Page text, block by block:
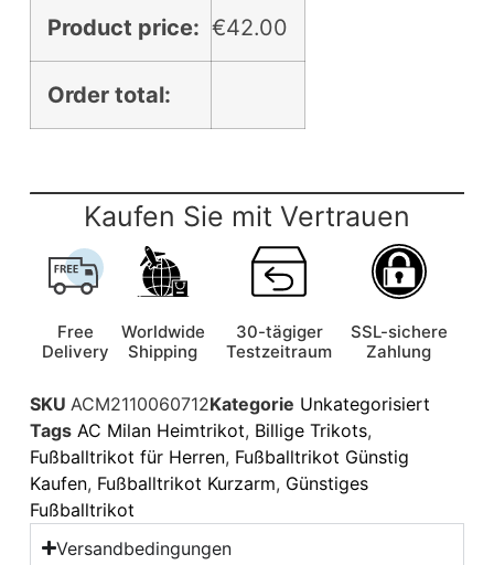
Product price: €42.00
Order total:
Kaufen Sie mit Vertrauen
Free
Delivery
Worldwide
Shipping
30-tägiger
Testzeitraum
SSL-sichere
Zahlung
SKU ACM2110060712Kategorie Unkategorisiert
Tags AC Milan Heimtrikot, Billige Trikots,
Fußballtrikot für Herren, Fußballtrikot Günstig
Kaufen, Fußballtrikot Kurzarm, Günstiges
Fußballtrikot
Versandbedingungen